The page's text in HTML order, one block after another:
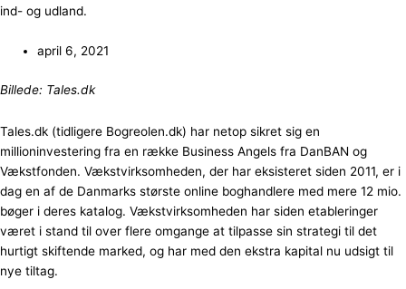
ind- og udland.
april 6, 2021
Billede: Tales.dk
Tales.dk (tidligere Bogreolen.dk) har netop sikret sig en
millioninvestering fra en række Business Angels fra DanBAN og
Vækstfonden. Vækstvirksomheden, der har eksisteret siden 2011, er i
dag en af de Danmarks største online boghandlere med mere 12 mio.
bøger i deres katalog. Vækstvirksomheden har siden etableringer
været i stand til over flere omgange at tilpasse sin strategi til det
hurtigt skiftende marked, og har med den ekstra kapital nu udsigt til
nye tiltag.